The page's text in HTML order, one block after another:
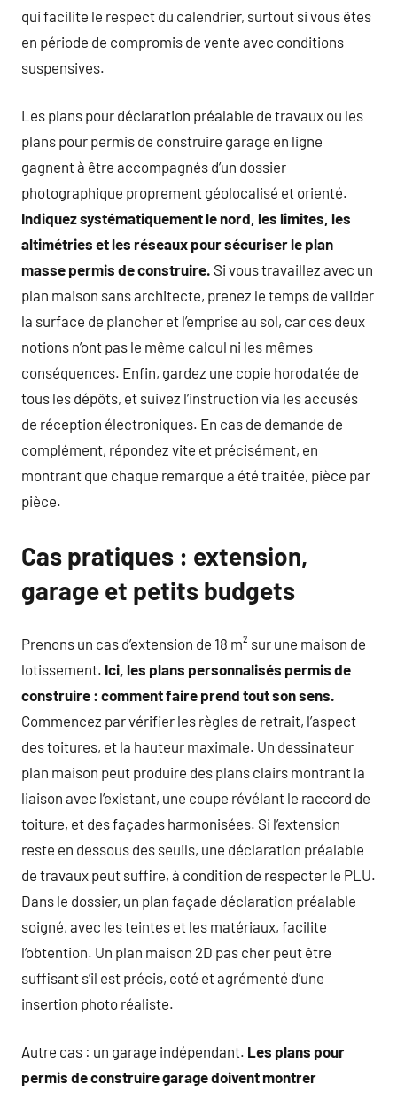
qui facilite le respect du calendrier, surtout si vous êtes
en période de compromis de vente avec conditions
suspensives.
Les plans pour déclaration préalable de travaux ou les
plans pour permis de construire garage en ligne
gagnent à être accompagnés d’un dossier
photographique proprement géolocalisé et orienté.
Indiquez systématiquement le nord, les limites, les
altimétries et les réseaux pour sécuriser le plan
masse permis de construire. Si vous travaillez avec un
plan maison sans architecte, prenez le temps de valider
la surface de plancher et l’emprise au sol, car ces deux
notions n’ont pas le même calcul ni les mêmes
conséquences. Enfin, gardez une copie horodatée de
tous les dépôts, et suivez l’instruction via les accusés
de réception électroniques. En cas de demande de
complément, répondez vite et précisément, en
montrant que chaque remarque a été traitée, pièce par
pièce.
Cas pratiques : extension,
garage et petits budgets
Prenons un cas d’extension de 18 m² sur une maison de
lotissement. Ici, les plans personnalisés permis de
construire : comment faire prend tout son sens.
Commencez par vérifier les règles de retrait, l’aspect
des toitures, et la hauteur maximale. Un dessinateur
plan maison peut produire des plans clairs montrant la
liaison avec l’existant, une coupe révélant le raccord de
toiture, et des façades harmonisées. Si l’extension
reste en dessous des seuils, une déclaration préalable
de travaux peut suffire, à condition de respecter le PLU.
Dans le dossier, un plan façade déclaration préalable
soigné, avec les teintes et les matériaux, facilite
l’obtention. Un plan maison 2D pas cher peut être
suffisant s’il est précis, coté et agrémenté d’une
insertion photo réaliste.
Autre cas : un garage indépendant. Les plans pour
permis de construire garage doivent montrer